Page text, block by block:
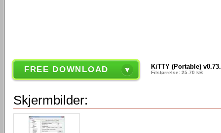
FREE DOWNLOAD KiTTY (Portable)
Filstørrelse: 25.70 kB
Skjermbilder: